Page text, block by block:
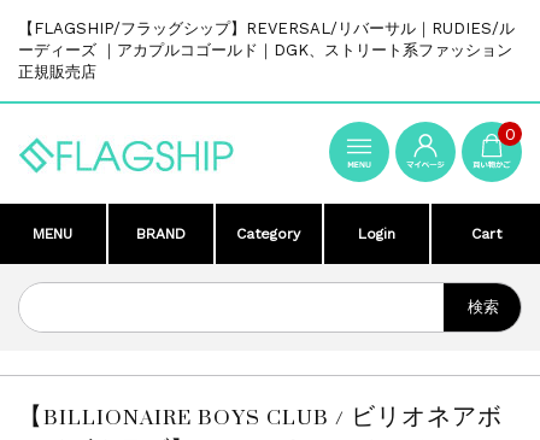
【FLAGSHIP/フラッグシップ】REVERSAL/リバーサル｜RUDIES/ル
ーディーズ ｜アカプルコゴールド｜DGK、ストリート系ファッション
正規販売店
0
MENU BRAND Category Login Cart
【BILLIONAIRE BOYS CLUB / ビリオネアボ